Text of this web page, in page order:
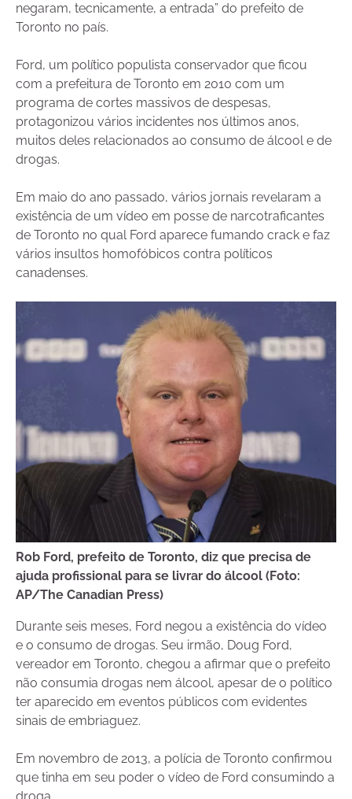
negaram, tecnicamente, a entrada” do prefeito de
Toronto no país.
Ford, um político populista conservador que ficou
com a prefeitura de Toronto em 2010 com um
programa de cortes massivos de despesas,
protagonizou vários incidentes nos últimos anos,
muitos deles relacionados ao consumo de álcool e de
drogas.
Em maio do ano passado, vários jornais revelaram a
existência de um vídeo em posse de narcotraficantes
de Toronto no qual Ford aparece fumando crack e faz
vários insultos homofóbicos contra políticos
canadenses.
Rob Ford, prefeito de Toronto, diz que precisa de
ajuda profissional para se livrar do álcool (Foto:
AP/The Canadian Press)
Durante seis meses, Ford negou a existência do vídeo
e o consumo de drogas. Seu irmão, Doug Ford,
vereador em Toronto, chegou a afirmar que o prefeito
não consumia drogas nem álcool, apesar de o político
ter aparecido em eventos públicos com evidentes
sinais de embriaguez.
Em novembro de 2013, a polícia de Toronto confirmou
que tinha em seu poder o vídeo de Ford consumindo a